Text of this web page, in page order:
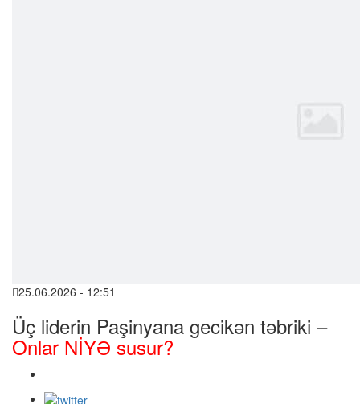
25.06.2026 - 12:51
Üç liderin Paşinyana gecikən təbriki –
Onlar NİYƏ susur?